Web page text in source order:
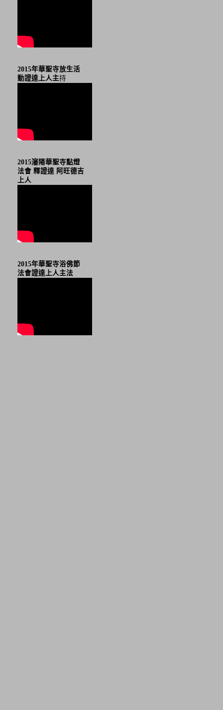
2015年華聖寺放生活
動證達上人主持
2015瀋陽華聖寺點燈
法會 釋證達 阿旺德吉
上人
2015年華聖寺浴佛節
法會證達上人主法